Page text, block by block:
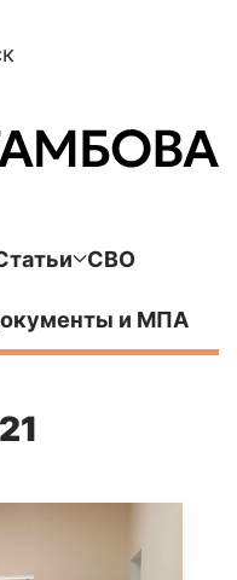
СВО
и МПА